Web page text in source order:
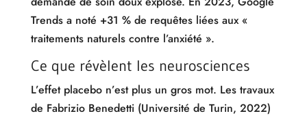
Trends a noté +31 % de requêtes liées aux «
traitements naturels contre l’anxiété ».
Ce que révèlent les neurosciences
L’effet placebo n’est plus un gros mot. Les travaux
de Fabrizio Benedetti (Université de Turin, 2022)